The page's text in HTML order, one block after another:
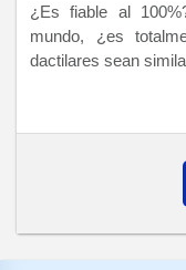
¿Es fiable al
mundo, ¿es
dactilares sean